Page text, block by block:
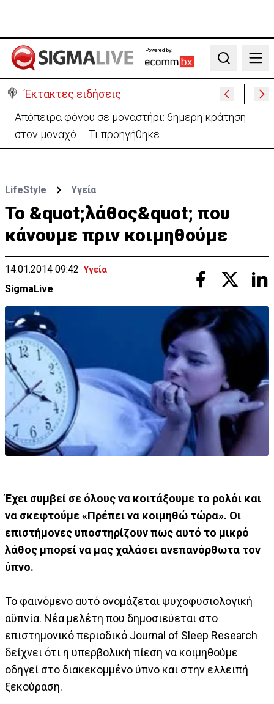
Powered by:
Search
Έκτακτες ειδήσεις
Απόπειρα φόνου σε μοναστήρι: 6ημερη κράτηση
στον μοναχό – Τι προηγήθηκε
LifeStyle Υγεία
Το &quot;λάθος&quot; που
κάνουμε πριν κοιμηθούμε
14.01.2014 09:42 Υγεία
SigmaLive
Έχει συμβεί σε όλους να κοιτάξουμε το ρολόι και
να σκεφτούμε «Πρέπει να κοιμηθώ τώρα». Οι
επιστήμονες υποστηρίζουν πως αυτό το μικρό
λάθος μπορεί να μας χαλάσει ανεπανόρθωτα τον
ύπνο.
Το φαινόμενο αυτό ονομάζεται ψυχοφυσιολογική
αϋπνία. Νέα μελέτη που δημοσιεύεται στο
επιστημονικό περιοδικό Journal of Sleep Research
δείχνει ότι η υπερβολική πίεση να κοιμηθούμε
οδηγεί στο διακεκομμένο ύπνο και στην ελλειπή
ξεκούραση.